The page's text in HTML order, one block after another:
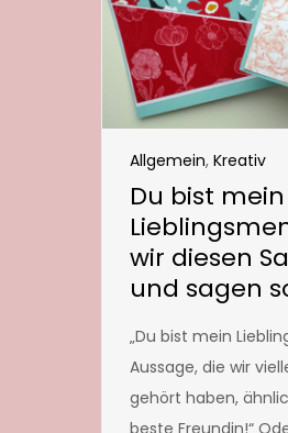
Allgemein, Kreativ
Du bist mein
wir diesen
und sagen
„Du bist mein
Aussage, die wir
gehört haben,